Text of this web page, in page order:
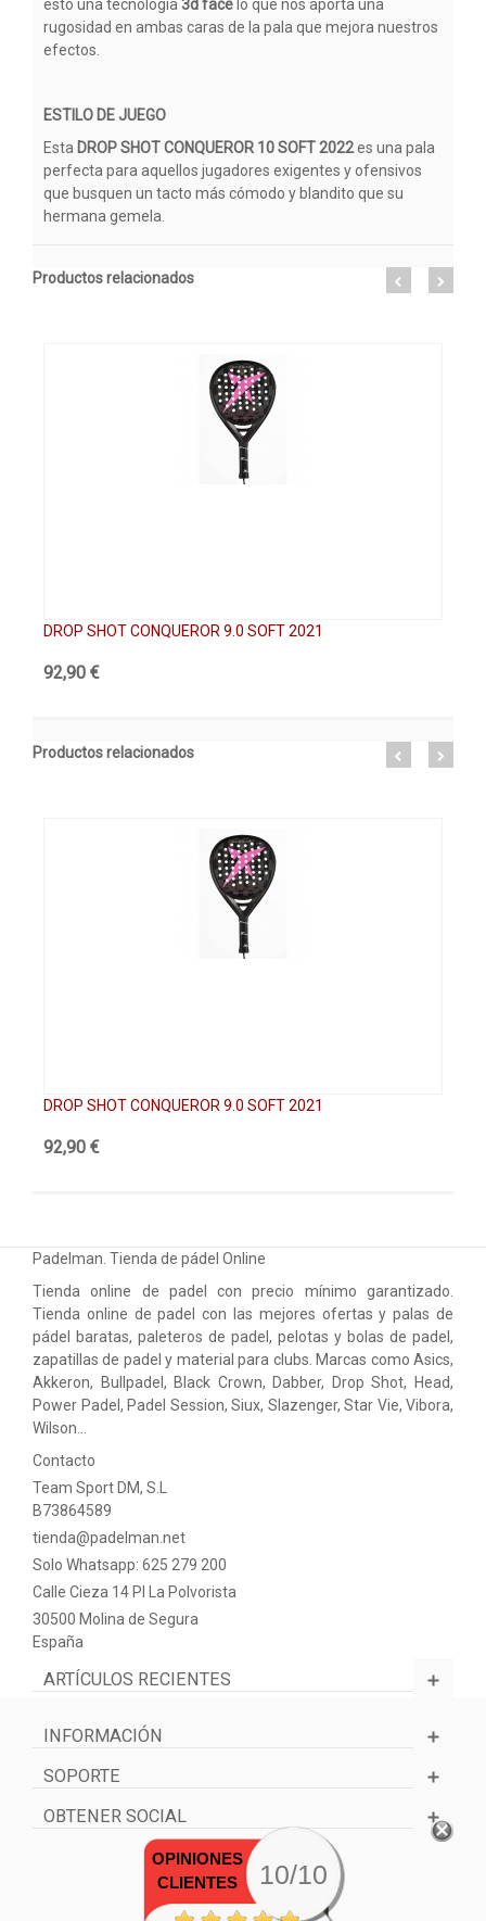
esto una tecnología 3d facelo que nos aporta una
rugosidad en ambas caras de la pala que mejora nuestros
efectos.
ESTILO DE JUEGO
Esta DROP SHOT CONQUEROR 10 SOFT 2022es una pala
perfecta para aquellos jugadores exigentes y ofensivos
que busquen un tacto más cómodo y blandito que su
hermana gemela.
Productos relacionados
DROP SHOT CONQUEROR 9.0 SOFT 2021
92,90 €
Productos relacionados
DROP SHOT CONQUEROR 9.0 SOFT 2021
92,90 €
Padelman. Tienda de pádel Online
Tienda online de padel con precio mínimo garantizado.
Tienda online de padel con las mejores ofertas y palas de
pádel baratas, paleteros de padel, pelotas y bolas de padel,
zapatillas de padel y material para clubs. Marcas como Asics,
Akkeron, Bullpadel, Black Crown, Dabber, Drop Shot, Head,
Power Padel, Padel Session, Siux, Slazenger, Star Vie, Vibora,
Wilson…
Contacto
Team Sport DM, S.L
B73864589
tienda@padelman.net
Solo Whatsapp: 625 279 200
Calle Cieza 14 PI La Polvorista
30500 Molina de Segura
España
ARTÍCULOS RECIENTES
INFORMACIÓN
SOPORTE
OBTENER SOCIAL
OPINIONES
CLIENTES
10/10